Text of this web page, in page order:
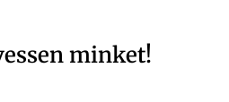
minket!